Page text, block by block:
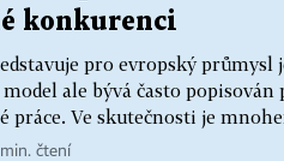
konkurenci
pro evropský
ale bývá často
práce. Ve skutečnosti je
čtení